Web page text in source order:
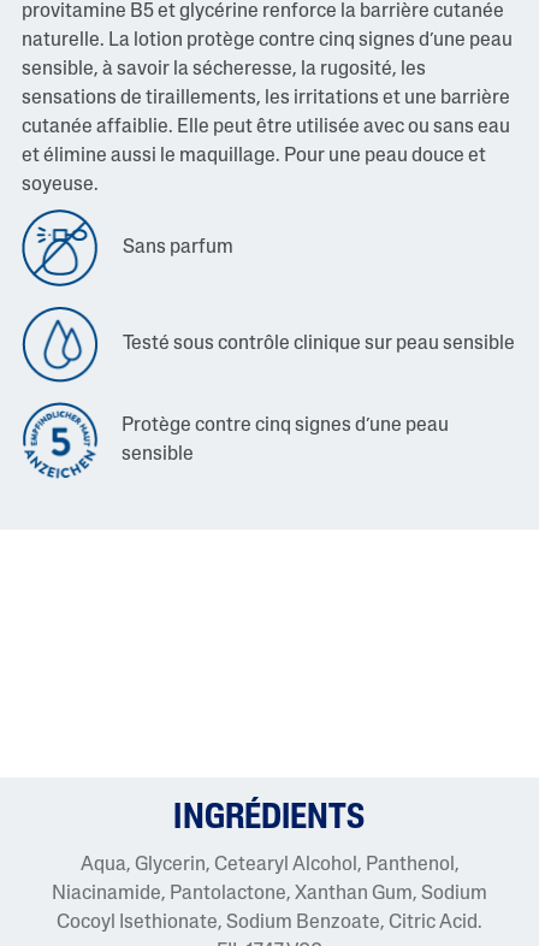
provitamine B5 et glycérine renforce la barrière cutanée
naturelle. La lotion protège contre cinq signes d’une peau
sensible, à savoir la sécheresse, la rugosité, les
sensations de tiraillements, les irritations et une barrière
cutanée affaiblie. Elle peut être utilisée avec ou sans eau
et élimine aussi le maquillage. Pour une peau douce et
soyeuse.
Sans parfum
Testé sous contrôle clinique sur peau sensible
Protège contre cinq signes d’une peau
sensible
INGRÉDIENTS
Aqua, Glycerin, Cetearyl Alcohol, Panthenol,
Niacinamide, Pantolactone, Xanthan Gum, Sodium
Cocoyl Isethionate, Sodium Benzoate, Citric Acid.